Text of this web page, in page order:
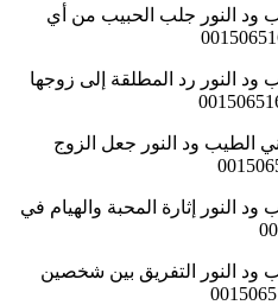
ود النور جلب الحبيب من أي
ود النور رد المطلقة إلى زوجها
الطيب ود النور جعل الزوج
ود النور إثارة المحبة والهيام في
ود النور التفريق بين شخصين